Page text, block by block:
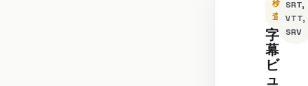
検
査
字
幕
ビ
ュ
SRT,
VTT,
SRV